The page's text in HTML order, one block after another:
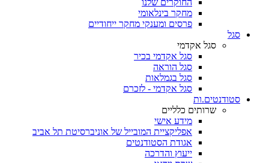
החוקרים שלנו
מחקר בינלאומי
פרסים ומענקי מחקר ייחודיים
סגל
סגל אקדמי
סגל אקדמי בכיר
סגל הוראה
סגל בגמלאות
סגל אקדמי - לזכרם
סטודנטים.ות
שרותים כלליים
מידע אישי
אפליקציית המובייל של אוניברסיטת תל אביב
אגודת הסטודנטים
ייעוץ והדרכה